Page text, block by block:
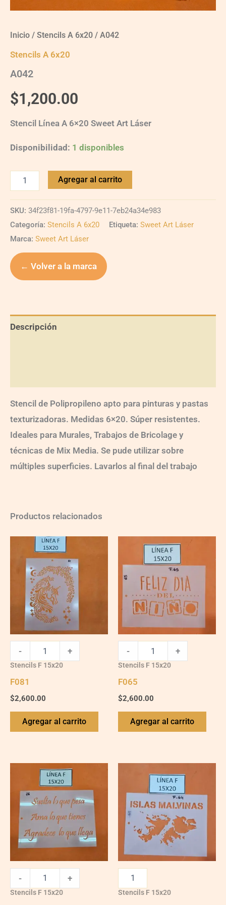
Inicio / Stencils A 6x20 / A042
Stencils A 6x20
A042
$1,200.00
Stencil Línea A 6×20 Sweet Art Láser
Disponibilidad: 1 disponibles
Agregar al carrito
SKU: 34f23f81-19fa-4797-9e11-7eb24a34e983
Categoría: Stencils A 6x20 Etiqueta: Sweet Art Láser
Marca: Sweet Art Láser
← Volver a la marca
Descripción
Stencil de Polipropileno apto para pinturas y pastas
texturizadoras. Medidas 6×20. Súper resistentes.
Ideales para Murales, Trabajos de Bricolage y
técnicas de Mix Media. Se pude utilizar sobre
múltiples superficies. Lavarlos al final del trabajo
Productos relacionados
quantity
- +
Stencils F 15x20
F081
$2,600.00
Agregar al carrito
- +
Stencils F 15x20
F065
$2,600.00
Agregar al carrito
- +
Stencils F 15x20 Stencils F 15x20